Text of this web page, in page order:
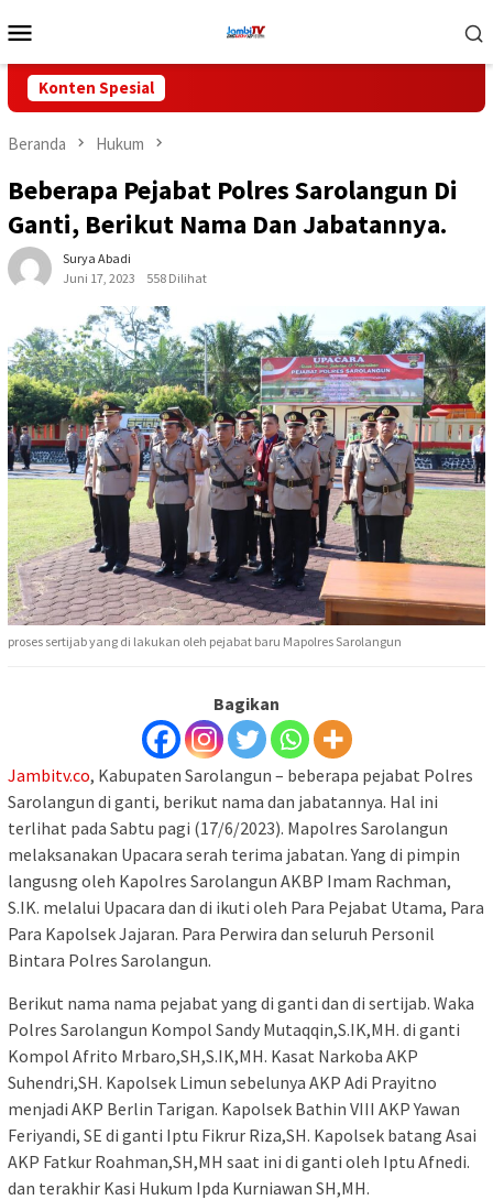
ke
Mobile
Konten Spesial
Beranda Hukum
Beberapa Pejabat Polres Sarolangun Di
Ganti, Berikut Nama Dan Jabatannya.
Surya Abadi
Juni 17, 2023
558 Dilihat
proses sertijab yang di lakukan oleh pejabat baru Mapolres Sarolangun
Bagikan
Jambitv.co, Kabupaten Sarolangun – beberapa pejabat Polres
Sarolangun di ganti, berikut nama dan jabatannya. Hal ini
terlihat pada Sabtu pagi (17/6/2023). Mapolres Sarolangun
melaksanakan Upacara serah terima jabatan. Yang di pimpin
langusng oleh Kapolres Sarolangun AKBP Imam Rachman,
S.IK. melalui Upacara dan di ikuti oleh Para Pejabat Utama, Para
Para Kapolsek Jajaran. Para Perwira dan seluruh Personil
Bintara Polres Sarolangun.
Berikut nama nama pejabat yang di ganti dan di sertijab. Waka
Polres Sarolangun Kompol Sandy Mutaqqin,S.IK,MH. di ganti
Kompol Afrito Mrbaro,SH,S.IK,MH. Kasat Narkoba AKP
Suhendri,SH. Kapolsek Limun sebelunya AKP Adi Prayitno
menjadi AKP Berlin Tarigan. Kapolsek Bathin VIII AKP Yawan
Feriyandi, SE di ganti Iptu Fikrur Riza,SH. Kapolsek batang Asai
AKP Fatkur Roahman,SH,MH saat ini di ganti oleh Iptu Afnedi.
dan terakhir Kasi Hukum Ipda Kurniawan SH,MH.